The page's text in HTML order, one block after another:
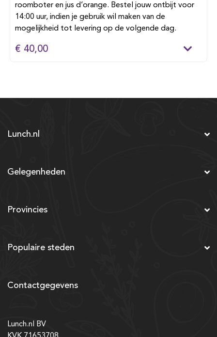
roomboter en jus d’orange. Bestel jouw ontbijt voor
14:00 uur, indien je gebruik wil maken van de
mogelijkheid tot levering op de volgende dag.
€ 40,00
Lunch.nl
Gelegenheden
Provincies
Populaire steden
Contactgegevens
Lunch.nl BV